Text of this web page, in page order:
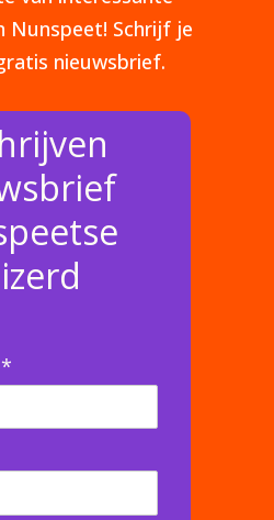
Nunspeet! Schrijf je
nieuwsbrief.